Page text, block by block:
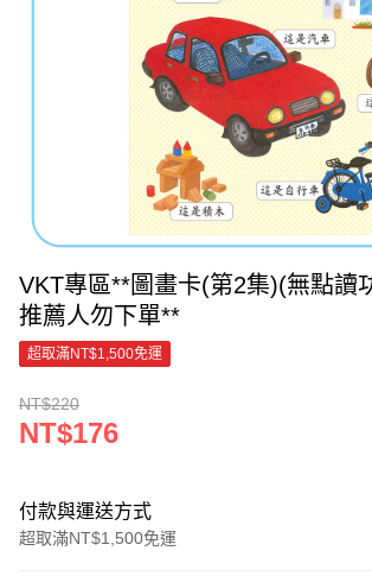
VKT專區**圖畫卡(第2集)(無點讀
推薦人勿下單**
超取滿NT$1,500免運
NT$220
NT$176
付款與運送方式
超取滿NT$1,500免運